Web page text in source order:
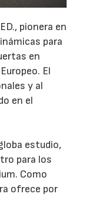
pionera en
para
en
El
y al
en el
estudio,
para los
Como
ofrece por